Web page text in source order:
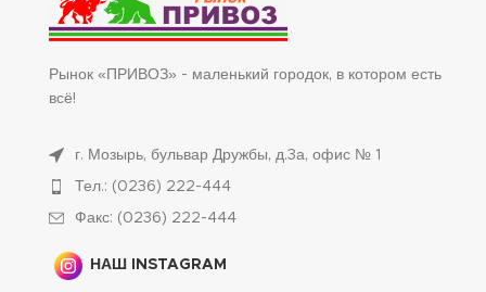
Рынок «ПРИВОЗ» - маленький городок, в котором есть
всё!
г. Мозырь, бульвар Дружбы, д.3а, офис № 1
Тел.: (0236) 222-444
Факс: (0236) 222-444
НАШ INSTAGRAM